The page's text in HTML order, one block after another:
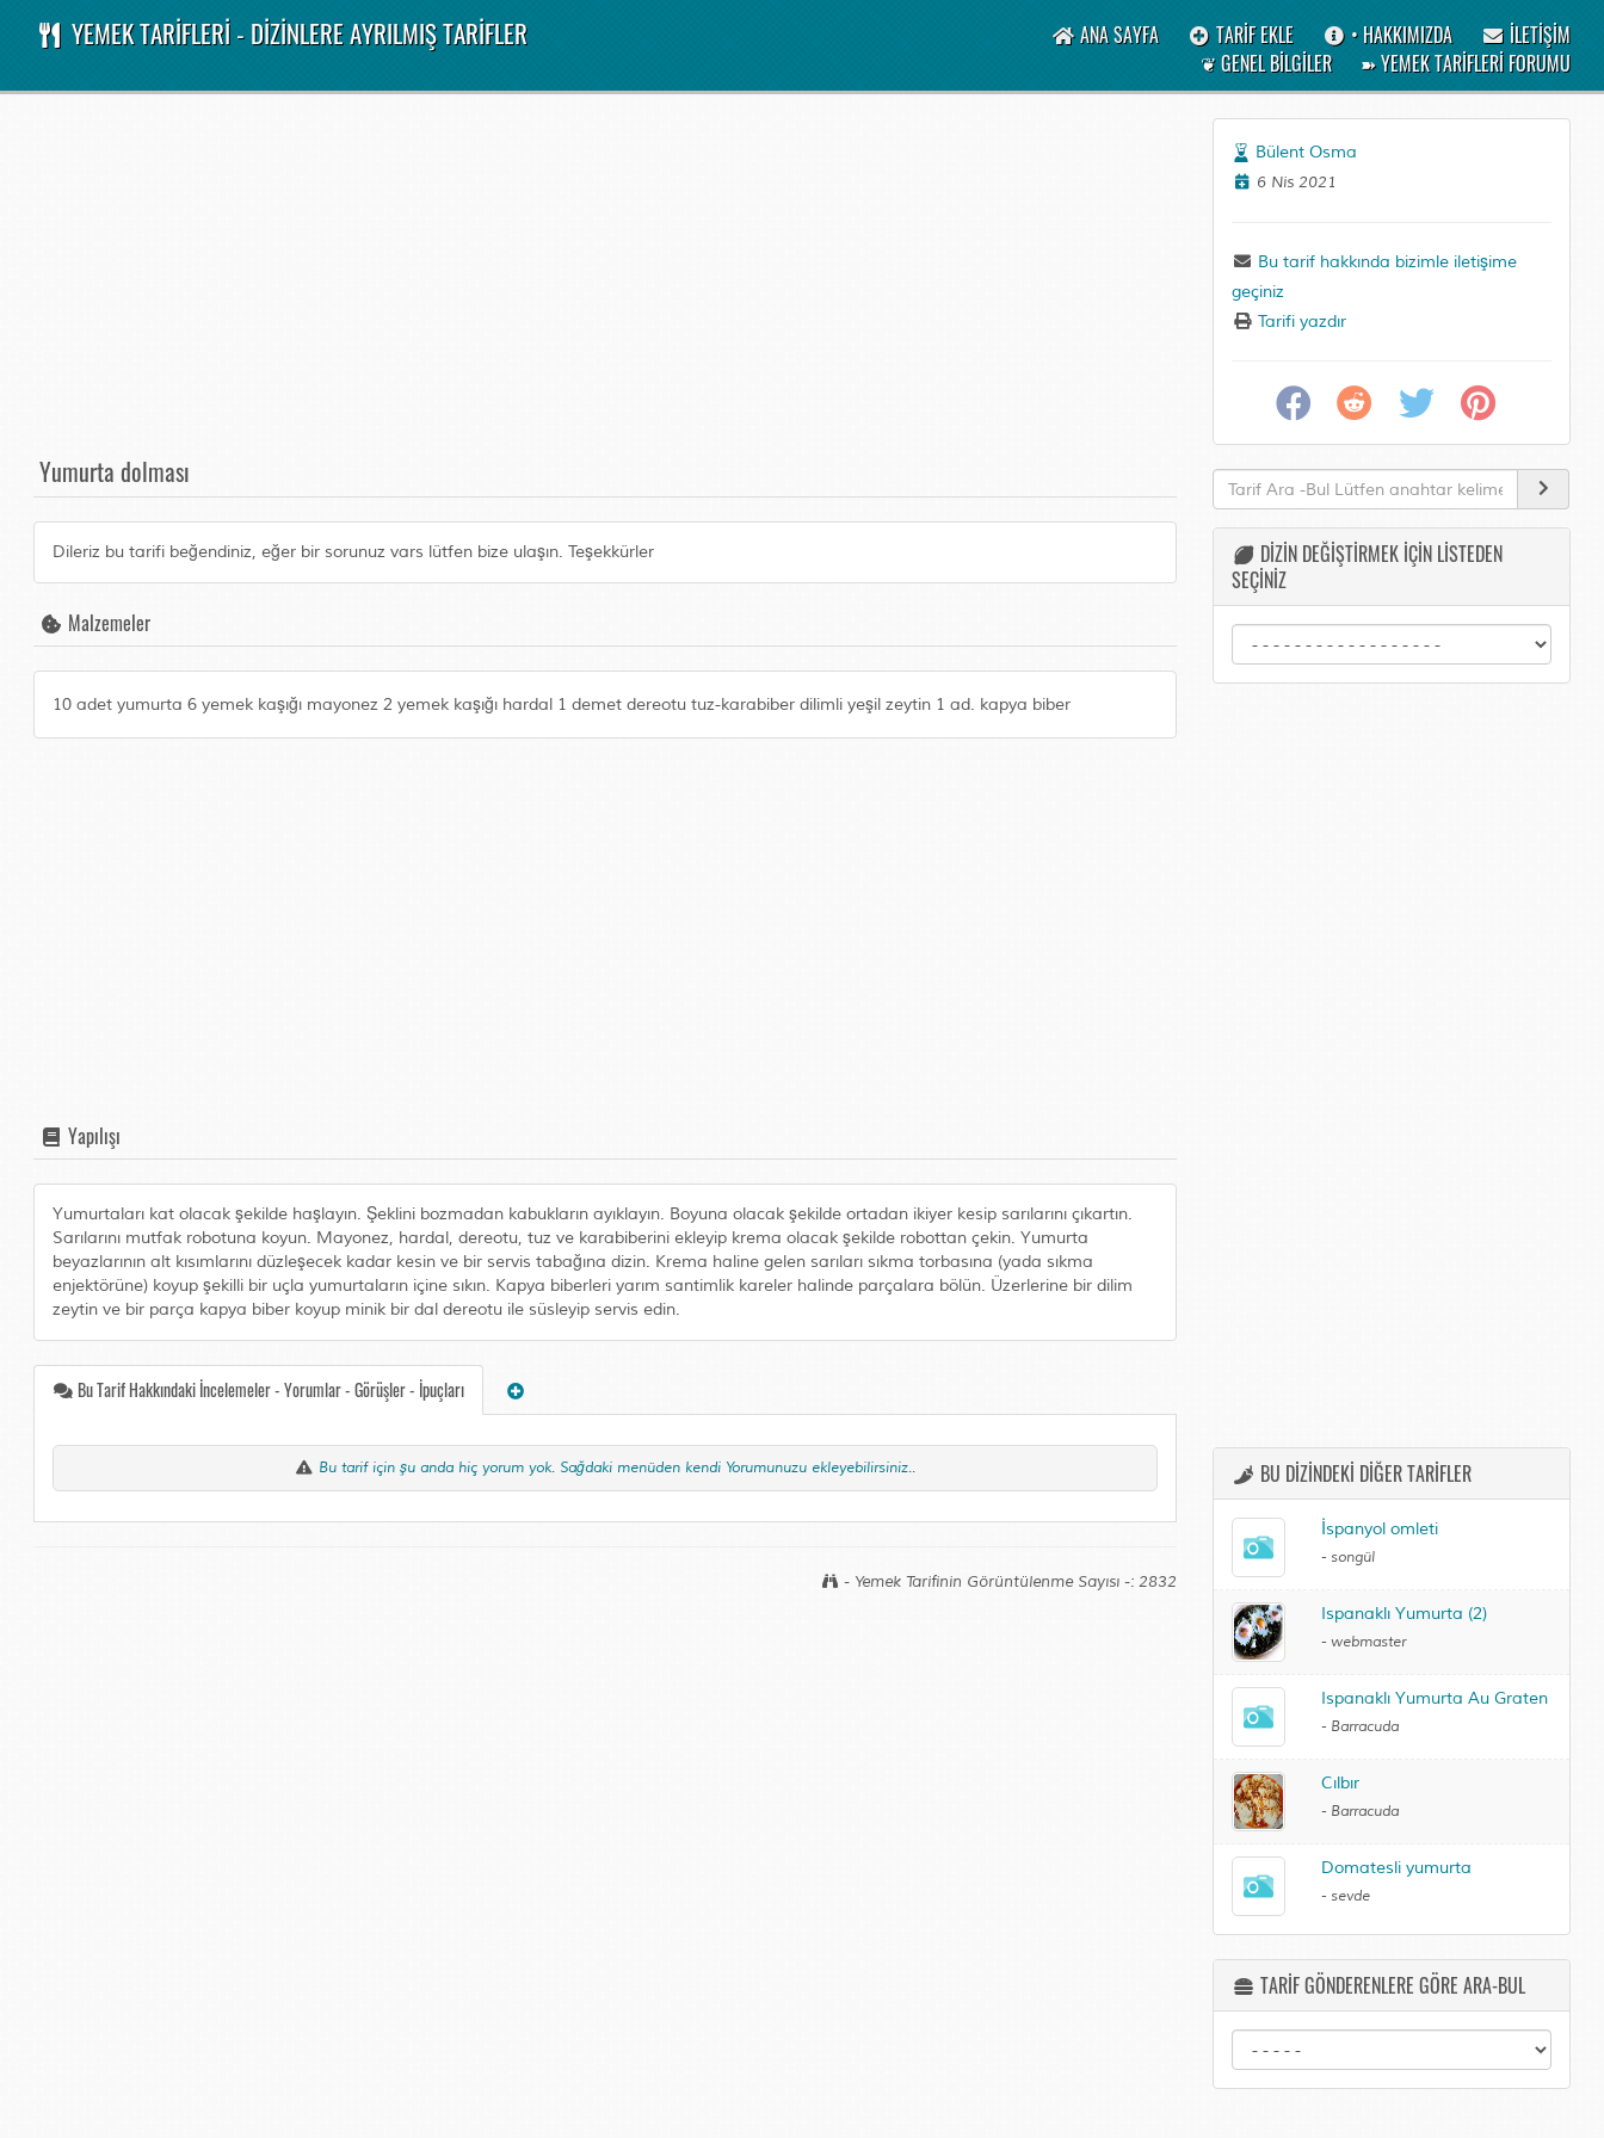
YEMEK TARİFLERİ - DİZİNLERE AYRILMIŞ TARİFLER ANA SAYFA TARİF EKLE • HAKKIMIZDA
İLETİŞİM
❦ GENEL BİLGİLER
➽ YEMEK TARİFLERİ FORUMU
Yumurta dolması
Dileriz bu tarifi beğendiniz, eğer bir sorunuz vars lütfen bize ulaşın. Teşekkürler
Malzemeler
10 adet yumurta 6 yemek kaşığı mayonez 2 yemek kaşığı hardal 1 demet dereotu tuz-karabiber dilimli yeşil zeytin 1 ad. kapya biber
Yapılışı
Yumurtaları kat olacak şekilde haşlayın. Şeklini bozmadan kabukların ayıklayın. Boyuna olacak şekilde ortadan ikiyer kesip sarılarını çıkartın.
Sarılarını mutfak robotuna koyun. Mayonez, hardal, dereotu, tuz ve karabiberini ekleyip krema olacak şekilde robottan çekin. Yumurta
beyazlarının alt kısımlarını düzleşecek kadar kesin ve bir servis tabağına dizin. Krema haline gelen sarıları sıkma torbasına (yada sıkma
enjektörüne) koyup şekilli bir uçla yumurtaların içine sıkın. Kapya biberleri yarım santimlik kareler halinde parçalara bölün. Üzerlerine bir dilim
zeytin ve bir parça kapya biber koyup minik bir dal dereotu ile süsleyip servis edin.
Bu Tarif Hakkındaki İncelemeler - Yorumlar - Görüşler - İpuçları
Bu tarif için şu anda hiç yorum yok. Sağdaki menüden kendi Yorumunuzu ekleyebilirsiniz..
- Yemek Tarifinin Görüntülenme Sayısı -: 2832
Bülent Osma
6 Nis 2021
Bu tarif hakkında bizimle iletişime
geçiniz
Tarifi yazdır
DİZİN DEĞİŞTİRMEK İÇİN LİSTEDEN
SEÇİNİZ
BU DİZİNDEKİ DİĞER TARİFLER
İspanyol omleti
- songül
Ispanaklı Yumurta (2)
- webmaster
Ispanaklı Yumurta Au Graten
- Barracuda
Cılbır
- Barracuda
Domatesli yumurta
- sevde
TARİF GÖNDERENLERE GÖRE ARA-BUL